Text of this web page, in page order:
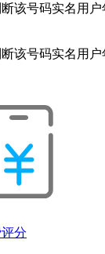
该号码实名用
该号码实名用
分